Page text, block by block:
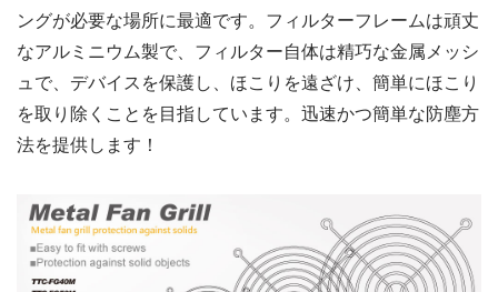
ングが必要な場所に最適です。フィルターフレームは頑丈
なアルミニウム製で、フィルター自体は精巧な金属メッシ
ュで、デバイスを保護し、ほこりを遠ざけ、簡単にほこり
を取り除くことを目指しています。迅速かつ簡単な防塵方
法を提供します！